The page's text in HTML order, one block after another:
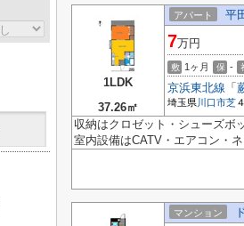
1LDK
37.26㎡
アパート 平
7万円
敷 1ヶ月 保 -
京浜東北線 「
埼玉県川口市芝
収納はクロゼット・シューズボ
室内設備はCATV・エアコン・
マンション